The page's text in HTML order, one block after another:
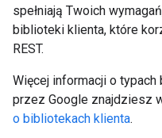
spełniają Twoich
biblioteki klienta, które
REST.
Więcej informacji o
przez Google znajdziesz
o bibliotekach klienta.